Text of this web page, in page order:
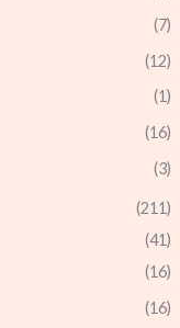
(7)
(12)
(1)
(16)
(3)
(211)
(41)
(16)
(16)